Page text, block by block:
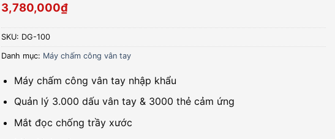
3,780,000₫
SKU: DG-100
Danh mục: Máy chấm công vân tay
Máy chấm công vân tay nhập khẩu
Quản lý 3.000 dấu vân tay & 3000 thẻ cảm ứng
Mắt đọc chống trầy xước